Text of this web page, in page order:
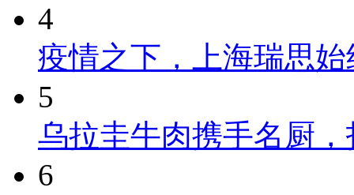
4
疫情之下，上海瑞思
5
乌拉圭牛肉携手名厨
6